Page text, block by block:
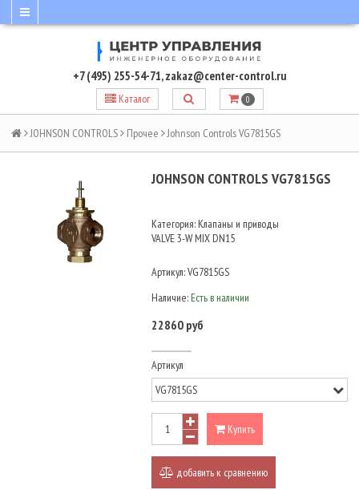
+7 (495) 255-54-71,zakaz@center-control.ru
Каталог 0
JOHNSON CONTROLS Прочее Johnson Controls VG7815GS
JOHNSON CONTROLS VG7815GS
Категория: Клапаны и приводы
VALVE 3-W MIX DN15
Артикул:VG7815GS
Наличие: Есть в наличии
22860 руб
Артикул
Купить
добавить к сравнению